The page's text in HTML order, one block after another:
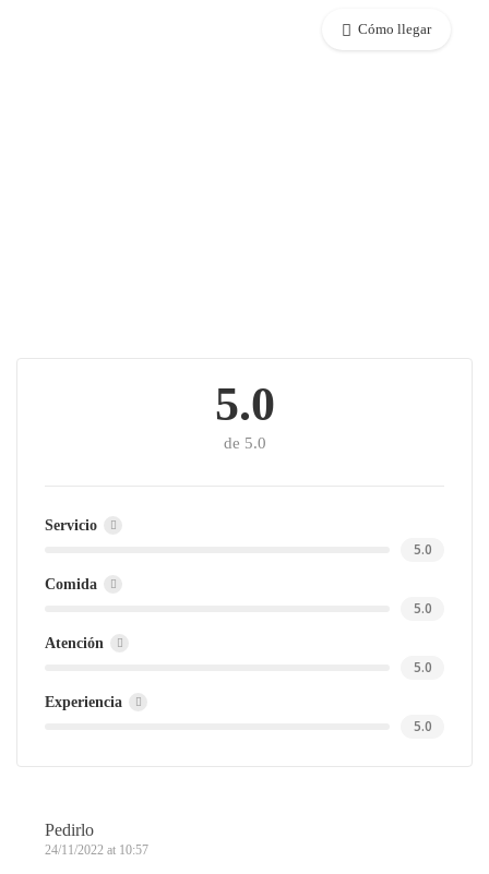
Cómo llegar
5.0
de 5.0
Servicio
5.0
Comida
5.0
Atención
5.0
Experiencia
5.0
Pedirlo
24/11/2022 at 10:57